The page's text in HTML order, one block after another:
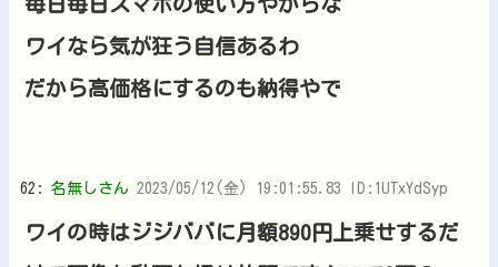
ワイなら気が狂う自信あるわ
だから高価格にするのも納得やで
62: 名無しさん 2023/05/12(金) 19:01:55.83 ID:1UTxYdSyp
ワイの時はジジババに月額890円上乗せするだ